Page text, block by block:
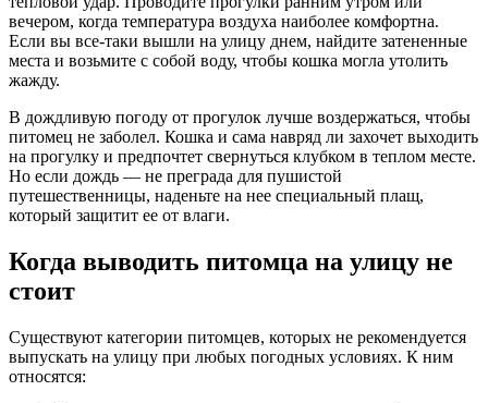
вечером, когда температура воздуха наиболее комфортна.
Если вы все-таки вышли на улицу днем, найдите затененные
места и возьмите с собой воду, чтобы кошка могла утолить
жажду.
В дождливую погоду от прогулок лучше воздержаться, чтобы
питомец не заболел. Кошка и сама навряд ли захочет выходить
на прогулку и предпочтет свернуться клубком в теплом месте.
Но если дождь — не преграда для пушистой
путешественницы, наденьте на нее специальный плащ,
который защитит ее от влаги.
Когда выводить питомца на улицу не
стоит
Существуют категории питомцев, которых не рекомендуется
выпускать на улицу при любых погодных условиях. К ним
относятся: